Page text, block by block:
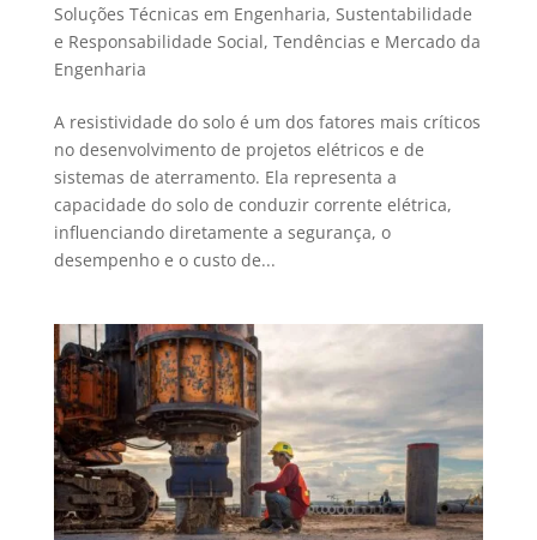
Soluções Técnicas em Engenharia, Sustentabilidade
e Responsabilidade Social, Tendências e Mercado da
Engenharia
A resistividade do solo é um dos fatores mais críticos
no desenvolvimento de projetos elétricos e de
sistemas de aterramento. Ela representa a
capacidade do solo de conduzir corrente elétrica,
influenciando diretamente a segurança, o
desempenho e o custo de...